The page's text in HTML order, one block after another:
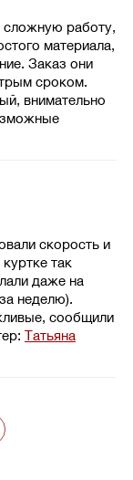
сложную работу,
материала,
Заказ они
сроком.
внимательно
скорость и
так
даже на
неделю).
сообщили
Татьяна